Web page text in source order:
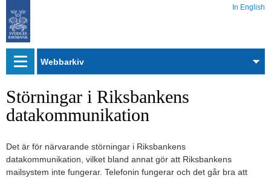
In English
Webbarkiv
Störningar i Riksbankens
datakommunikation
Det är för närvarande störningar i Riksbankens
datakommunikation, vilket bland annat gör att Riksbankens
mailsystem inte fungerar. Telefonin fungerar och det går bra att